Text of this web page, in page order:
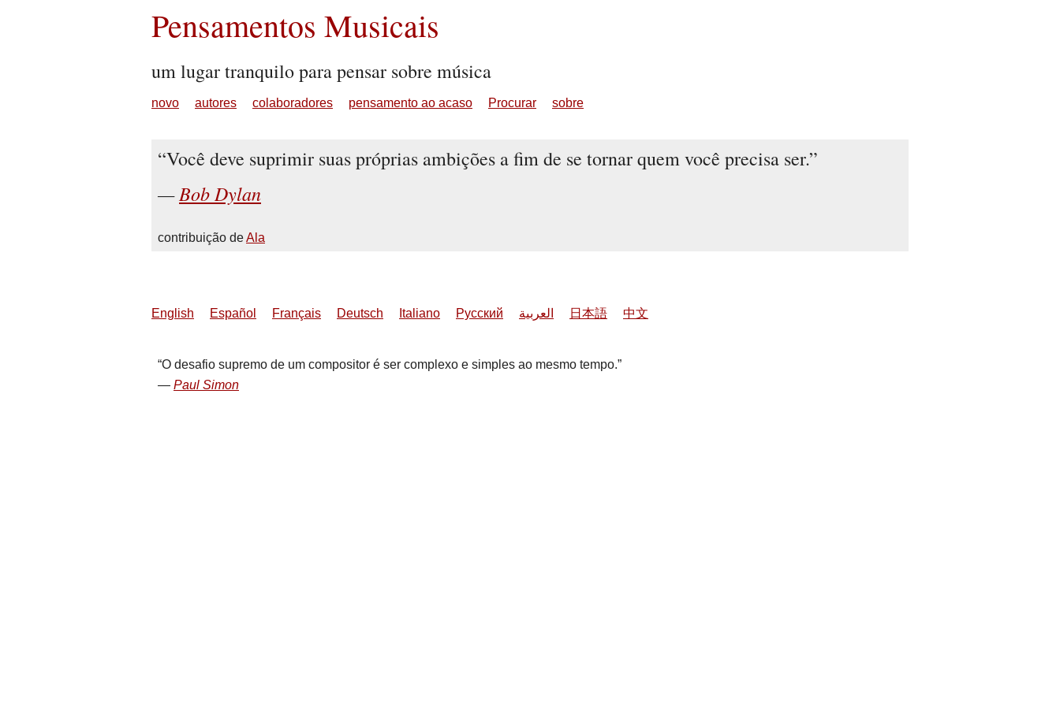
Pensamentos Musicais
um lugar tranquilo para pensar sobre música
novo autores colaboradores pensamento ao acaso Procurar sobre
Você deve suprimir suas próprias ambições a fim de se tornar quem você precisa ser.
Bob Dylan
contribuição deAla
English Español Français Deutsch Italiano Русский العربية 日本語 中文
O desafio supremo de um compositor é ser complexo e simples ao mesmo tempo.
Paul Simon